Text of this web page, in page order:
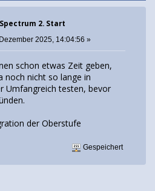
2. Start
2025, 14:04:56 »
schon etwas Zeit geben,
noch nicht so lange in
Umfangreich testen, bevor
der Oberstufe
Gespeichert